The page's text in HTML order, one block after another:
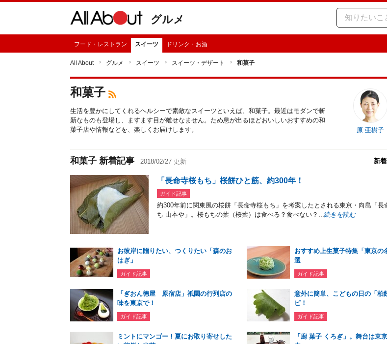
グルメ
フード・レストラン スイーツ ドリンク・お酒
All About グルメ スイーツ スイーツ・デザート 和菓子
和菓子
生活を豊かにしてくれるヘルシーで素敵なスイーツといえば、和菓子。最近はモダンで斬
新なものも登場し、ますます目が離せなません。ため息が出るほどおいしいおすすめの和
菓子店や情報などを、楽しくお届けします。
原 亜樹子
和菓子 新着記事 2018/02/27 更新 新
「長命寺桜もち」桜餅ひと筋、約300年！
ガイド記事
約300年前に関東風の桜餅「長命寺桜もち」を考案したとされる東京・向島「長
ち 山本や」。桜もちの葉（桜葉）は食べる？食べない？...続きを読む
お彼岸に贈りたい、つくりたい「森のお
はぎ」
ガイド記事
おすすめ上生菓子特集「東京の
選
ガイド記事
「ぎおん徳屋 原宿店」祇園の行列店の
味を東京で！
ガイド記事
意外に簡単、こどもの日の「柏
ピ！
ガイド記事
ミントにマンゴー！夏にお取り寄せした
「廚 菓子 くろぎ」。舞台は東